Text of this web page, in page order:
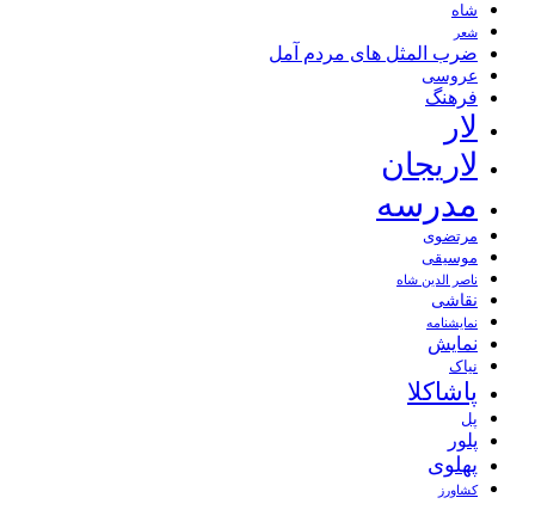
شاه
شعر
ضرب المثل های مردم آمل
عروسی
فرهنگ
لار
لاریجان
مدرسه
مرتضوی
موسیقی
ناصر الدین شاه
نقاشی
نمايشنامه
نمایش
نیاک
پاشاکلا
پل
پلور
پهلوی
کشاورز